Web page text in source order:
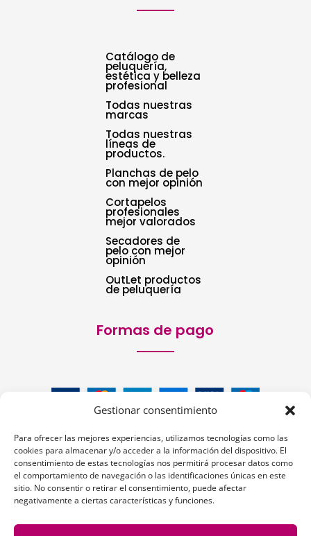
Gestionar consentimiento
Para ofrecer las mejores experiencias, utilizamos tecnologías como las
cookies para almacenar y/o acceder a la información del dispositivo. El
consentimiento de estas tecnologías nos permitirá procesar datos como
el comportamiento de navegación o las identificaciones únicas en este
sitio. No consentir o retirar el consentimiento, puede afectar
negativamente a ciertas características y funciones.
Catálogo de
peluquería,
estética y belleza
profesional
Todas nuestras
marcas
Todas nuestras
líneas de
productos.
Planchas de pelo
con mejor opinión
Cortapelos
profesionales
mejor valorados
Secadores de
pelo con mejor
opinión
OutLet productos
de peluquería
Formas de pago
Siguenos: